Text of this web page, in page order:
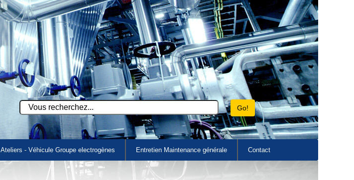
Ateliers - Véhicule Groupe electrogènes Entretien Maintenance générale Contact